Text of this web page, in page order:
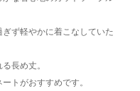
ず軽やかに着こなしていた
長め丈。
トがおすすめです。